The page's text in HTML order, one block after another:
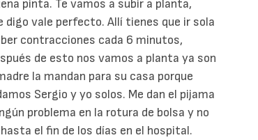
pinta. Te vamos a subir a planta,
vale perfecto. Allí tienes que ir sola
contracciones cada 6 minutos,
de esto nos vamos a planta ya son
la mandan para su casa porque
Sergio y yo solos. Me dan el pijama
problema en la rotura de bolsa y no
el fin de los días en el hospital.